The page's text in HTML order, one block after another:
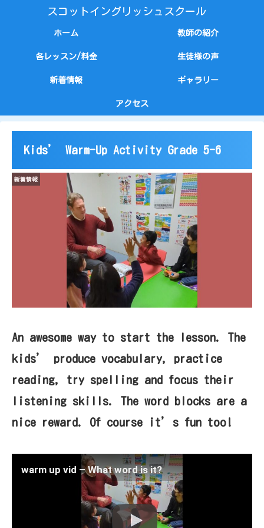
スコットイングリッシュスクール
ホーム 教師の紹介
各レッスン/料金 生徒様の声
新着情報 ギャラリー
アクセス
Kids’ Warm-Up Activity Grade 5-6
新着情報
An awesome way to start the lesson. The
kids’ produce vocabulary, practice
reading, try spelling and focus their
listening skills. The word blocks are a
nice reward. Of course it’s fun too!
warm up vid – What word is it?